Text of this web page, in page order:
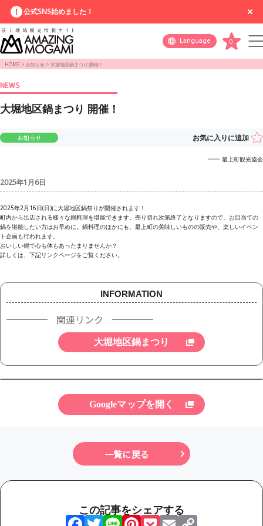
公式SNS始めました！
Language 0
HOME > お知らせ > 大堀地区鍋まつり 開催！
NEWS
大堀地区鍋まつり 開催！
お知らせ お気に入りに追加
最上町観光協会
2025年1月6日
2025年2月16日(日)に大堀地区鍋祭りが開催されます！
町内から出店される様々な鍋料理を堪能できます。売り切れ次第終了となりますので、お目当ての
鍋を堪能したい方はお早めに。鍋料理のほかにも、最上町の美味しいものの販売や、楽しいイベン
ト企画も行われます。
おいしい鍋で心も体もあったまりませんか？
詳しくは、下記リンクページをご覧ください。
INFORMATION
関連リンク
大堀地区鍋まつり
Googleマップを開く
一覧に戻る
この記事をシェアする